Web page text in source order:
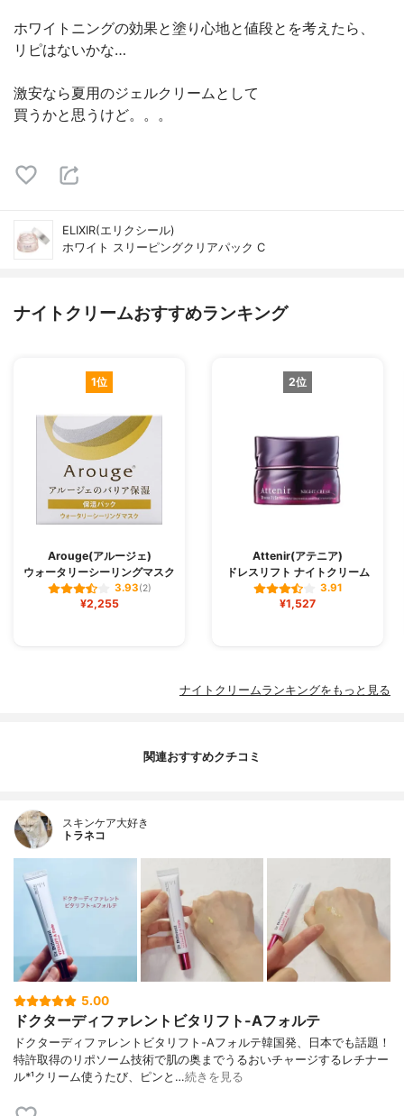
ホワイトニングの効果と塗り心地と値段とを考えたら、
リピはないかな…
激安なら夏用のジェルクリームとして
買うかと思うけど。。。
ELIXIR(エリクシール)
ホワイト スリーピングクリアパック C
ナイトクリームおすすめランキング
1位
Arouge(アルージェ)
ウォータリーシーリングマスク
3.93(2)
¥2,255
2位
Attenir(アテニア)
ドレスリフト ナイトクリーム
3.91
¥1,527
ナイトクリームランキングをもっと見る
関連おすすめクチコミ
スキンケア大好き
トラネコ
5.00
ドクターディファレントビタリフト-Aフォルテ
ドクターディファレントビタリフト-Aフォルテ韓国発、日本でも話題！
特許取得のリポソーム技術で肌の奥までうるおいチャージするレチナー
ル*¹クリーム使うたび、ピンと…続きを見る